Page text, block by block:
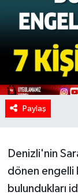
Paylaş
Denizli'nin
dönen engelli
bulundukları